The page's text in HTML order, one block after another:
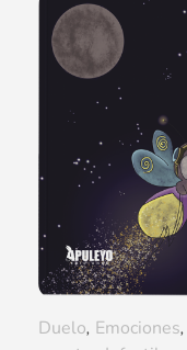
Duelo, Emociones,